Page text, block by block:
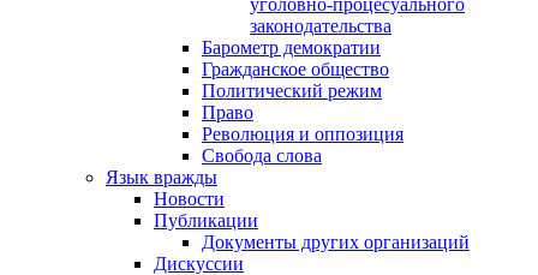
уголовно-процесуального
законодательства
Барометр демократии
Гражданское общество
Политический режим
Право
Революция и оппозиция
Свобода слова
Язык вражды
Новости
Публикации
Документы других организаций
Дискуссии